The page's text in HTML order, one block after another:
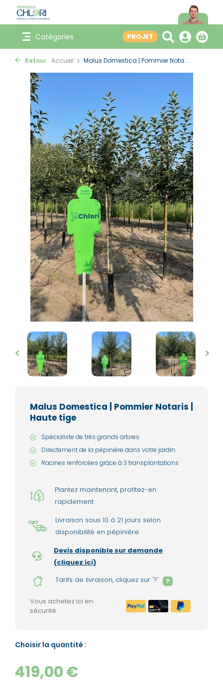
Catégories PROJET
Retour Accueil Malus Domestica | Pommier Nota...
Malus Domestica | Pommier Notaris |
Haute tige
Spécialiste de très grands arbres
Directement de la pépinière dans votre jardin
Racines renforcées grâce à 3 transplantations
Plantez maintenant, profitez-en
rapidement
Livraison sous 10 à 21 jours selon
disponibilité en pépinière
Devis disponible sur demande
(cliquez ici)
Tarifs de livraison, cliquez sur '?'
?
Vous achetez ici en
sécurité
Choisir la quantité :
419,00 €